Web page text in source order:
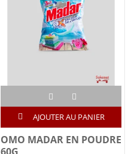
AJOUTER AU PANIER
OMO MADAR EN POUDRE